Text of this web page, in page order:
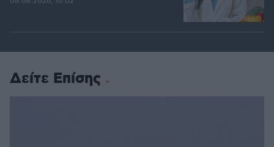
Δείτε Επίσης